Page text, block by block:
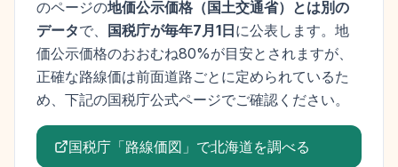
のページの地価公示価格 （ 国土交通省）とは別の
データで、 国税庁が毎年7月1日に公表します。 地
価公示価格のおおむね80%が目安とされますが、
正確な路線価は前面道路ごとに定められているた
め、下記の国税庁公式ページでご確認ください。
国税庁「路線価図」で北海道を調べる